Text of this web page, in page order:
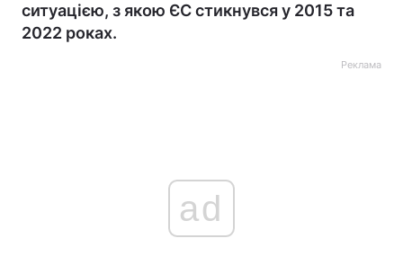
ситуацією, з якою ЄС стикнувся у 2015 та
2022 роках.
Реклама
ad